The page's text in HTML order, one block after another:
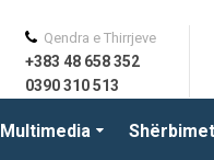
Multimedia Shërbimet
Qendra e Thirrjeve
+383 48 658 352
0390 310 513